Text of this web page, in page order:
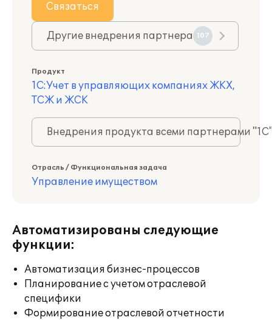
Связаться
Другие внедрения партнера 107
Продукт
1С:Учет в управляющих компаниях ЖКХ,
ТСЖ и ЖСК
Внедрения продукта всеми партнерами
Отрасль / Функциональная задача
Управление имуществом
Автоматизированы следующие
функции:
Автоматизация бизнес-процессов
Планирование с учетом отраслевой
специфики
Формирование отраслевой отчетности